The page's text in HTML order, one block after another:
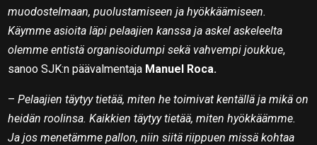
muodostelmaan, puolustamiseen ja hyökkäämiseen.
Käymme asioita läpi pelaajien kanssa ja askel askeleelta
olemme entistä organisoidumpi sekä vahvempi joukkue,
sanoo SJK:n päävalmentaja Manuel Roca.
–Pelaajien täytyy tietää, miten he toimivat kentällä ja mikä on
heidän roolinsa. Kaikkien täytyy tietää, miten hyökkäämme.
Ja jos menetämme pallon, niin siitä riippuen missä kohtaa